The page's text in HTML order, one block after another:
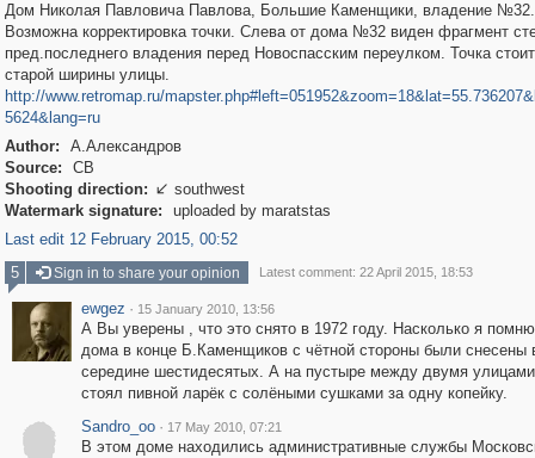
Дом Николая Павловича Павлова, Большие Каменщики, владение №32.
Возможна корректировка точки. Слева от дома №32 виден фрагмент
пред.последнего владения перед Новоспасским переулком. Точка
старой ширины улицы.
http://www.retromap.ru/
5624&lang=ru
Author:
А.Александров
Source:
СВ
Shooting direction:  southwest
Watermark signature:
uploaded by maratstas
Last edit 12 February 2015, 00:52
5
Sign in to share your opinion Latest comment: 22 April 2015, 18:53
ewgez · 15 January 2010, 13:56
А Вы уверены , что это снято в 1972 году. Насколько я
дома в конце Б.Каменщиков с чётной стороны были снесены
середине шестидесятых. А на пустыре между двумя
стоял пивной ларёк с солёными сушками за одну копейку.
Sandro_oo · 17 May 2010, 07:21
В этом доме находились административные службы